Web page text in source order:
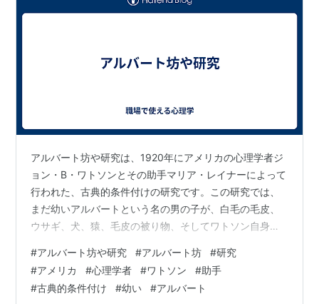
アルバート坊や研究は、1920年にアメリカの心理学者ジ
ョン・B・ワトソンとその助手マリア・レイナーによって
行われた、古典的条件付けの研究です。この研究では、
まだ幼いアルバートという名の男の子が、白毛の毛皮、
ウサギ、犬、猿、毛皮の被り物、そしてワトソン自身に
レイナーは、アルバートが白毛の毛皮に触れたときに、
突然大きな音を鳴らすことでこの条件づけを行ったので
す。すると、アルバートは白毛の毛皮に触れるだけで恐
#アルバート坊や研究 #アルバート坊 #研究
#アメリカ #心理学者 #ワトソン #助手
#古典的条件付け #幼い #アルバート